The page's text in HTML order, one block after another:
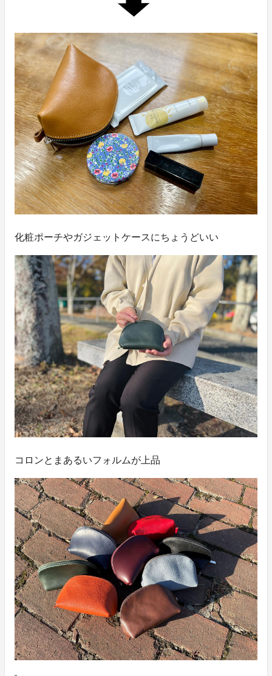
化粧ポーチやガジェットケースにちょうどいい
コロンとまあるいフォルムが上品